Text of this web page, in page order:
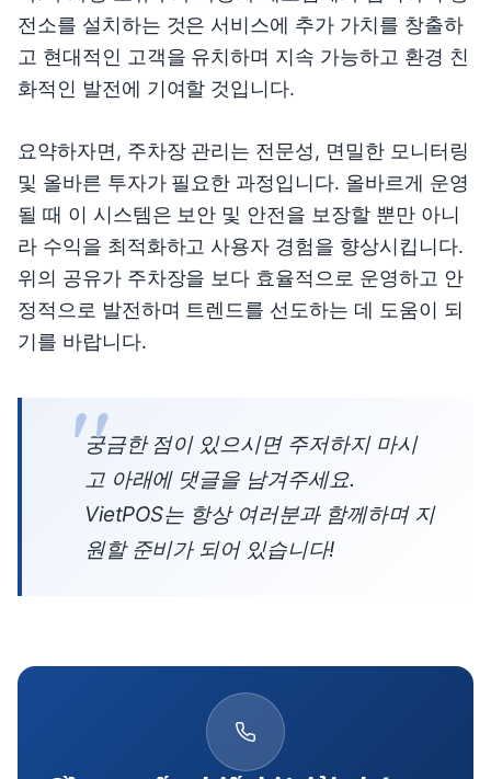
전소를 설치하는 것은 서비스에 추가 가치를 창출하
고 현대적인 고객을 유치하며 지속 가능하고 환경 친
화적인 발전에 기여할 것입니다.
요약하자면, 주차장 관리는 전문성, 면밀한 모니터링
및 올바른 투자가 필요한 과정입니다. 올바르게 운영
될 때 이 시스템은 보안 및 안전을 보장할 뿐만 아니
라 수익을 최적화하고 사용자 경험을 향상시킵니다.
위의 공유가 주차장을 보다 효율적으로 운영하고 안
정적으로 발전하며 트렌드를 선도하는 데 도움이 되
기를 바랍니다.
궁금한 점이 있으시면 주저하지 마시
고 아래에 댓글을 남겨주세요.
VietPOS는 항상 여러분과 함께하며 지
원할 준비가 되어 있습니다!